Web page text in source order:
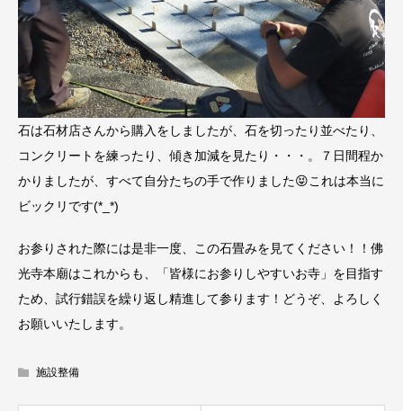
石は石材店さんから購入をしましたが、石を切ったり並べたり、
コンクリートを練ったり、傾き加減を見たり・・・。７日間程か
かりましたが、すべて自分たちの手で作りました😝これは本当に
ビックリです(*_*)
お参りされた際には是非一度、この石畳みを見てください！！佛
光寺本廟はこれからも、「皆様にお参りしやすいお寺」を目指す
ため、試行錯誤を繰り返し精進して参ります！どうぞ、よろしく
お願いいたします。
施設整備